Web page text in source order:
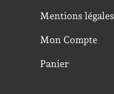
Mentions légales
Mon Compte
Panier